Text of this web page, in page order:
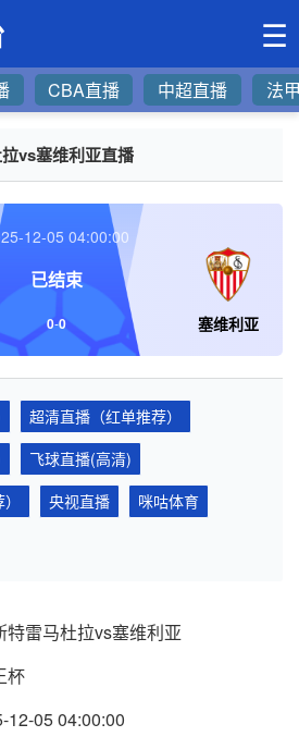
☰
CBA直播 中超直播 法
vs塞维利亚直播
塞维利亚
12-05 04:00:00
已结束
0-0
超清直播（红单推荐）
飞球直播(高清)
央视直播
咪咕体育
特雷马杜拉vs塞维利亚
杯
12-05 04:00:00